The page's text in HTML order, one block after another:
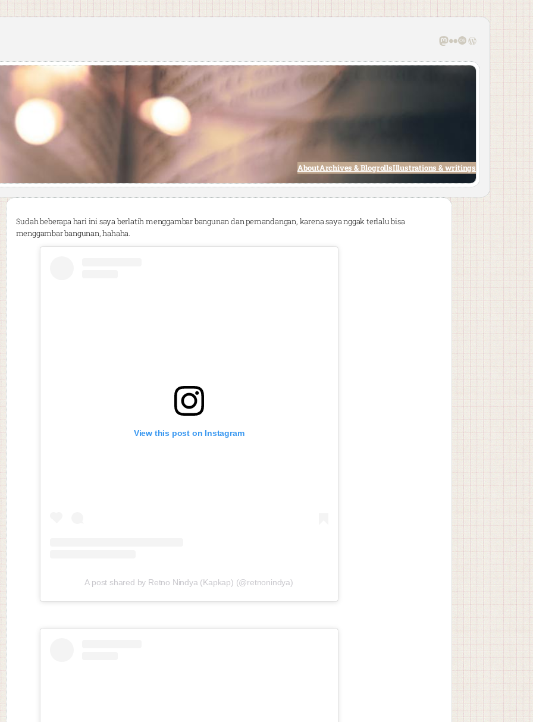
Mastodon
Flickr
Last.fm
WordPress
AboutArchives & BlogrollsIllustrations & writings
Sudah beberapa hari ini saya berlatih menggambar bangunan dan pemandangan, karena saya nggak terlalu bisa
menggambar bangunan, hahaha.
View this post on Instagram
A post shared by Retno Nindya (Kapkap) (@retnonindya)